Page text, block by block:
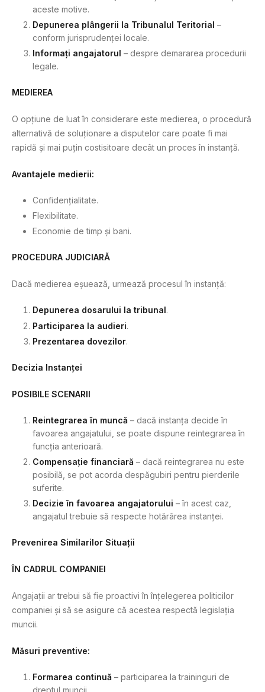
aceste motive.
Depunerea plângerii la Tribunalul Teritorial –
conform jurisprudenței locale.
Informați angajatorul – despre demararea procedurii
legale.
MEDIEREA
O opțiune de luat în considerare este medierea, o procedură
alternativă de soluționare a disputelor care poate fi mai
rapidă și mai puțin costisitoare decât un proces în instanță.
Avantajele medierii:
Confidențialitate.
Flexibilitate.
Economie de timp și bani.
PROCEDURA JUDICIARĂ
Dacă medierea eșuează, urmează procesul în instanță:
Depunerea dosarului la tribunal.
Participarea la audieri.
Prezentarea dovezilor.
Decizia Instanței
POSIBILE SCENARII
Reintegrarea în muncă – dacă instanța decide în
favoarea angajatului, se poate dispune reintegrarea în
funcția anterioară.
Compensație financiară – dacă reintegrarea nu este
posibilă, se pot acorda despăgubiri pentru pierderile
suferite.
Decizie în favoarea angajatorului – în acest caz,
angajatul trebuie să respecte hotărârea instanței.
Prevenirea Similarilor Situații
ÎN CADRUL COMPANIEI
Angajații ar trebui să fie proactivi în înțelegerea politicilor
companiei și să se asigure că acestea respectă legislația
muncii.
Măsuri preventive:
Formarea continuă – participarea la traininguri de